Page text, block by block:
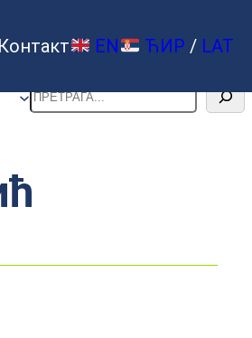
Контакт EN ЋИР / LAT
Претрага